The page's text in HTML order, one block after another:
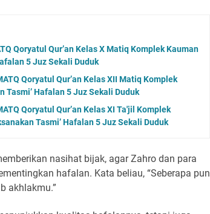
Qoryatul Qur’an Kelas X Matiq Komplek Kauman
5 Juz Sekali Duduk
Qoryatul Qur’an Kelas XII Matiq Komplek
Tasmi’ Hafalan 5 Juz Sekali Duduk
Qoryatul Qur’an Kelas XI Ta'jil Komplek
Tasmi’ Hafalan 5 Juz Sekali Duduk
nasihat bijak, agar Zahro dan para
hafalan. Kata beliau, “Seberapa pun
akhlakmu.”